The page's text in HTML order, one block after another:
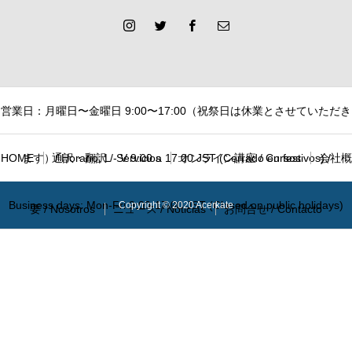
営業日：月曜日〜金曜日 9:00〜17:00（祝祭日は休業とさせていただき
ます）/ Horario: L - V 9:00 a 17:00 JST (Cerrado en festivos) /
Business days: Mon-Fri 9:00-17:00 JST (Closed on public holidays)
HOME 通訳・翻訳 / Servicios オンライン講座 / Cursos 会社概
要 / Nosotros ニュース / Noticias お問合せ / Contacto
Copyright © 2020 Acerkate